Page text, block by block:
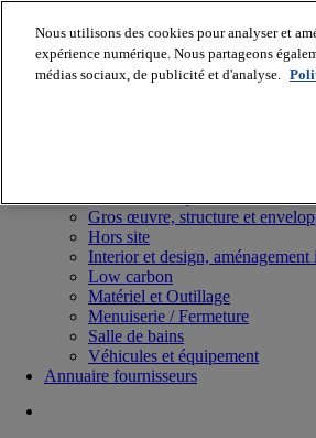
Gros œuvre, structure et
Hors site
Interior et design, aménagement
Low carbon
Matériel et Outillage
Menuiserie / Fermeture
Salle de bains
Véhicules et équipement
Annuaire fournisseurs
Nous utilisons des cookies pour analyser et
expérience numérique. Nous partageons
médias sociaux, de publicité et d'analyse.